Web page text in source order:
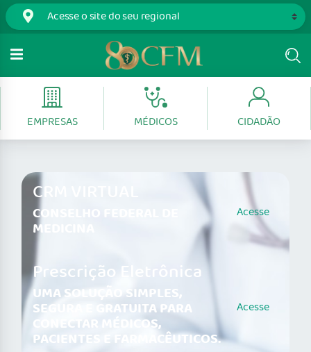
EMPRESAS MÉDICOS CIDADÃO
CRM VIRTUAL
CONSELHO FEDERAL DE
MEDICINA
Acesse
Prescrição Eletrônica
UMA SOLUÇÃO SIMPLES,
SEGURA E GRATUITA PARA
CONECTAR MÉDICOS,
PACIENTES E FARMACÊUTICOS.
Acesse